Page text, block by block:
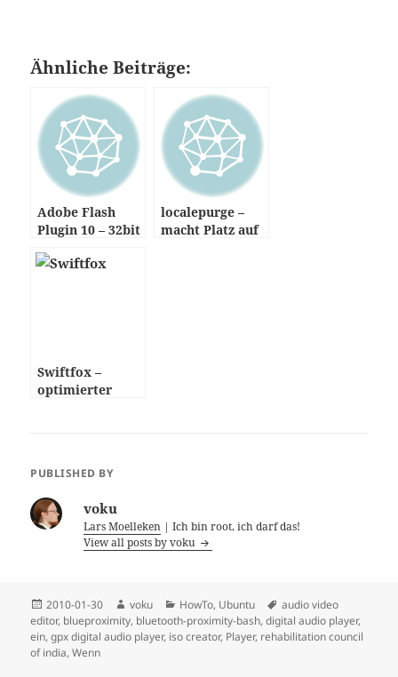
Ähnliche Beiträge:
Adobe Flash
Plugin 10 – 32bit
localepurge –
macht Platz auf
Swiftfox –
optimierter
PUBLISHED BY
voku
Lars Moelleken | Ich bin root, ich darf das!
View all posts by voku
Posted
on
2010-01-30 Author
voku Categories
HowTo, Ubuntu Tags
audio video
editor, blueproximity, bluetooth-proximity-bash,digital audio player,
ein,gpx digital audio player, iso creator, Player, rehabilitation council
of india,Wenn